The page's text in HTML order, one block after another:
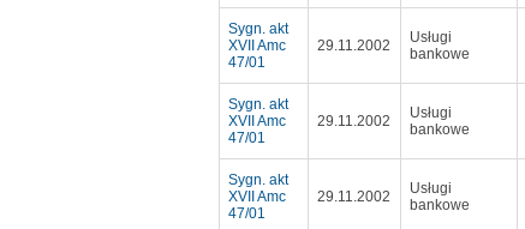
Sygn. akt
XVII Amc
47/01
29.11.2002
Usługi
bankowe
Sygn. akt
XVII Amc
47/01
29.11.2002
Usługi
bankowe
Sygn. akt
XVII Amc
47/01
29.11.2002
Usługi
bankowe